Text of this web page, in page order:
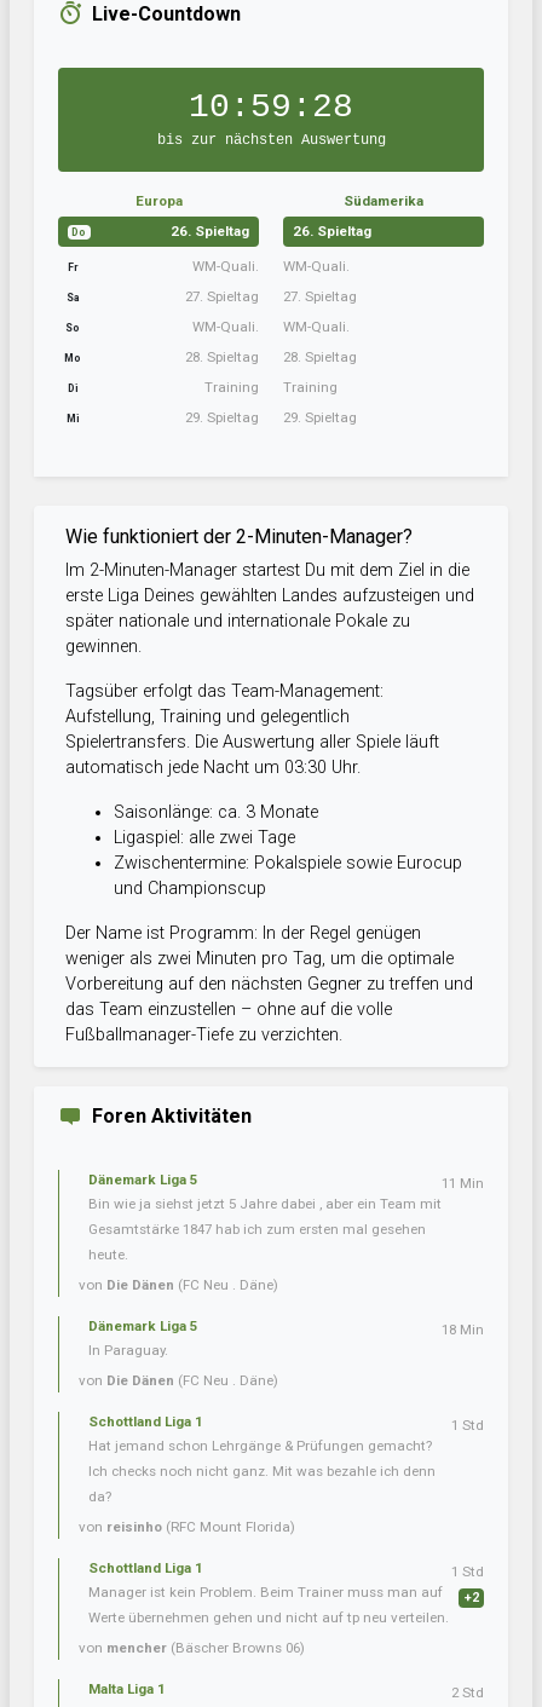
Live-Countdown
10:59:27
bis zur nächsten Auswertung
Europa
Do 26. Spieltag
Fr WM-Quali.
Sa 27. Spieltag
So WM-Quali.
Mo 28. Spieltag
Di Training
Mi 29. Spieltag
Südamerika
26. Spieltag
WM-Quali.
27. Spieltag
WM-Quali.
28. Spieltag
Training
29. Spieltag
Wie funktioniert der 2-Minuten-Manager?
Im 2-Minuten-Manager startest Du mit dem Ziel in die
erste Liga Deines gewählten Landes aufzusteigen und
später nationale und internationale Pokale zu
gewinnen.
Tagsüber erfolgt das Team-Management:
Aufstellung, Training und gelegentlich
Spielertransfers. Die Auswertung aller Spiele läuft
automatisch jede Nacht um 03:30 Uhr.
Saisonlänge: ca. 3 Monate
Ligaspiel: alle zwei Tage
Zwischentermine: Pokalspiele sowie Eurocup
und Championscup
Der Name ist Programm: In der Regel genügen
weniger als zwei Minuten pro Tag, um die optimale
Vorbereitung auf den nächsten Gegner zu treffen und
das Team einzustellen – ohne auf die volle
Fußballmanager-Tiefe zu verzichten.
Foren Aktivitäten
Dänemark Liga 5
Bin wie ja siehst jetzt 5 Jahre dabei , aber ein Team mit
Gesamtstärke 1847 hab ich zum ersten mal gesehen
heute.
von Die Dänen (FC Neu . Däne)
11 Min
Dänemark Liga 5
In Paraguay.
von Die Dänen (FC Neu . Däne)
18 Min
Schottland Liga 1
Hat jemand schon Lehrgänge & Prüfungen gemacht?
Ich checks noch nicht ganz. Mit was bezahle ich denn
da?
von reisinho (RFC Mount Florida)
1 Std
Schottland Liga 1
Manager ist kein Problem. Beim Trainer muss man auf
Werte übernehmen gehen und nicht auf tp neu verteilen.
von mencher (Bäscher Browns 06)
1 Std
+2
Malta Liga 1
2 Std